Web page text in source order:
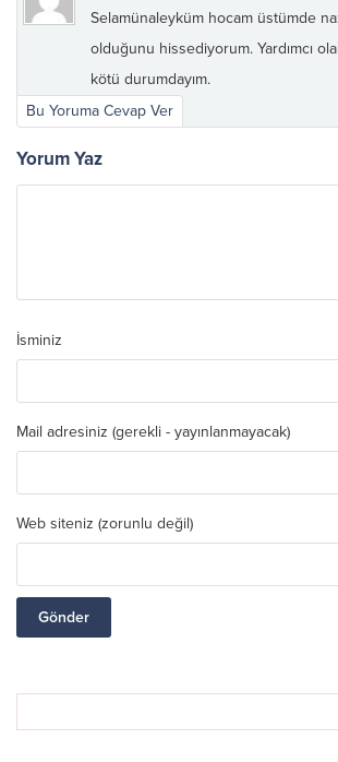
Selamünaleyküm hocam üstümde
olduğunu hissediyorum. Yardımcı
kötü durumdayım.
Bu Yoruma Cevap Ver
Yorum Yaz
İsminiz
Mail adresiniz (gerekli - yayınlanmayacak)
Web siteniz (zorunlu değil)